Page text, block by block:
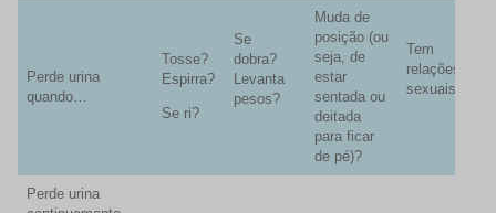
Perde urina
quando…
Tosse?
Espirra?
Se ri?
Se
dobra?
Levanta
pesos?
Muda de
posição (ou
seja, de
estar
sentada ou
deitada
para ficar
de pé)?
Tem
relações
sexuais?
Perde urina